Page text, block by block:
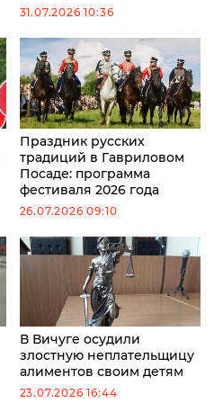
31.07.2026 10:36
Праздник русских
традиций в Гавриловом
Посаде: программа
фестиваля 2026 года
26.07.2026 09:10
В Вичуге осудили
злостную неплательщицу
алиментов своим детям
23.07.2026 16:44